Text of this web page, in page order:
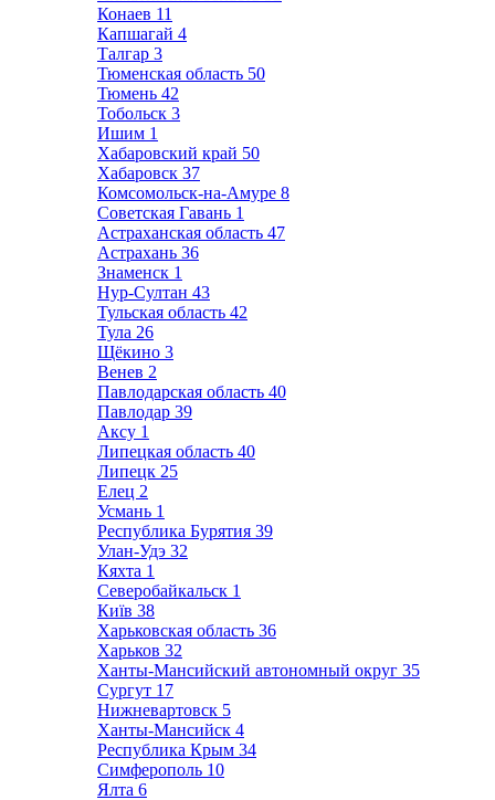
Конаев 11
Капшагай 4
Талгар 3
Тюменская область 50
Тюмень 42
Тобольск 3
Ишим 1
Хабаровский край 50
Хабаровск 37
Комсомольск-на-Амуре 8
Советская Гавань 1
Астраханская область 47
Астрахань 36
Знаменск 1
Нур-Султан 43
Тульская область 42
Тула 26
Щёкино 3
Венев 2
Павлодарская область 40
Павлодар 39
Аксу 1
Липецкая область 40
Липецк 25
Елец 2
Усмань 1
Республика Бурятия 39
Улан-Удэ 32
Кяхта 1
Северобайкальск 1
Київ 38
Харьковская область 36
Харьков 32
Ханты-Мансийский автономный округ 35
Сургут 17
Нижневартовск 5
Ханты-Мансийск 4
Республика Крым 34
Симферополь 10
Ялта 6